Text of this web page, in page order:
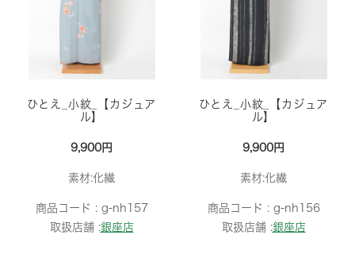
ひとえ_小紋_【カジュア
ル】
9,900円
素材:化繊
商品コード : g-nh157
取扱店舗 :銀座店
ひとえ_小紋_【カジュア
ル】
9,900円
素材:化繊
商品コード : g-nh156
取扱店舗 :銀座店